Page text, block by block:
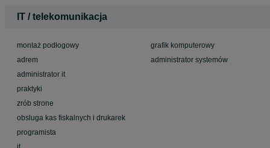
IT / telekomunikacja
montaż podłogowy
adrem
administrator it
praktyki
zrób strone
obsluga kas fiskalnych i drukarek
programista
grafik komputerowy
administrator systemów